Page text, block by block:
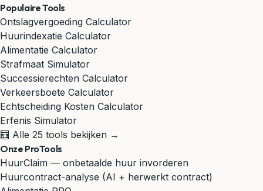
Populaire Tools
Ontslagvergoeding Calculator
Huurindexatie Calculator
Alimentatie Calculator
Strafmaat Simulator
Successierechten Calculator
Verkeersboete Calculator
Echtscheiding Kosten Calculator
Erfenis Simulator
🧮 Alle 25 tools bekijken →
Onze ProTools
HuurClaim — onbetaalde huur invorderen
Huurcontract-analyse (AI + herwerkt contract)